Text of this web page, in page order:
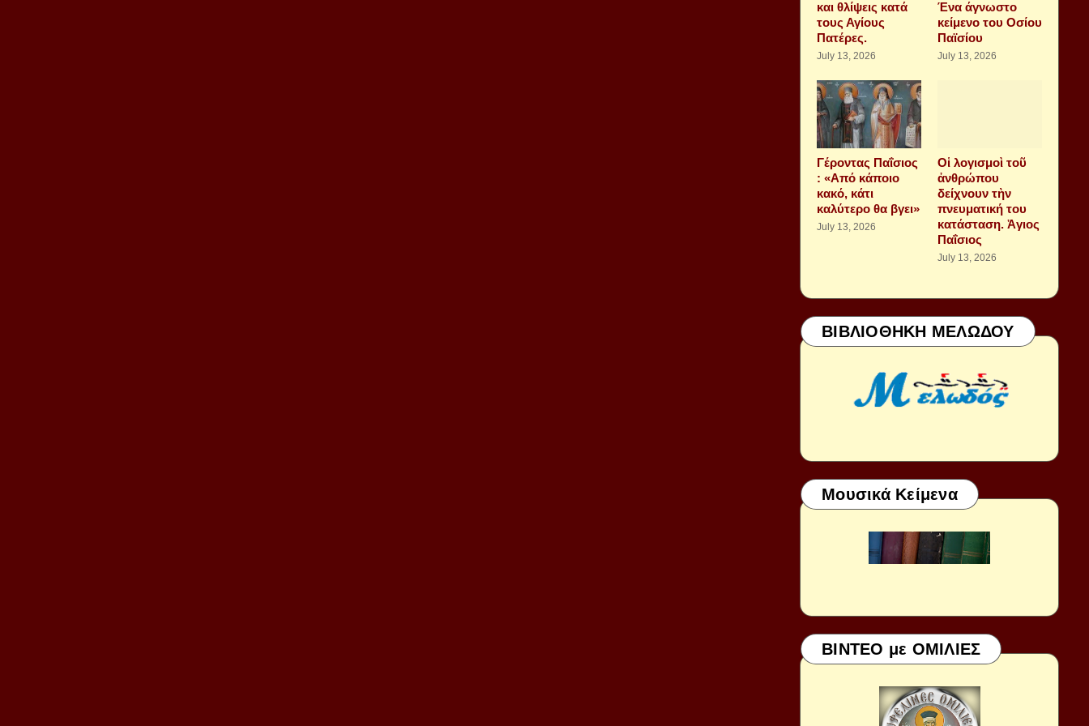
και θλίψεις κατά
τους Αγίους
Πατέρες.
July 13, 2026
Ένα άγνωστο
κείμενο του Οσίου
Παϊσίου
July 13, 2026
Γέροντας Παΐσιος
: «Από κάποιο
κακό, κάτι
καλύτερο θα βγει»
July 13, 2026
Οἱ λογισμοὶ τοῦ
ἀνθρώπου
δείχνουν τὴν
πνευματική του
κατάσταση. Ἁγιος
Παΐσιος
July 13, 2026
ΒΙΒΛΙΟΘΗΚΗ ΜΕΛΩΔΟΥ
Μουσικά Κείμενα
ΒΙΝΤΕΟ με ΟΜΙΛΙΕΣ